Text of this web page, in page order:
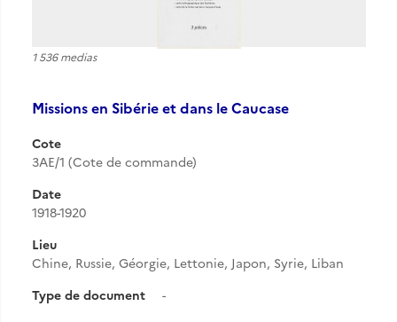
1 536 medias
Missions en Sibérie et dans le Caucase
Cote
3AE/1 (Cote de commande)
Date
1918-1920
Lieu
Chine, Russie, Géorgie, Lettonie, Japon, Syrie, Liban
Type de document
-